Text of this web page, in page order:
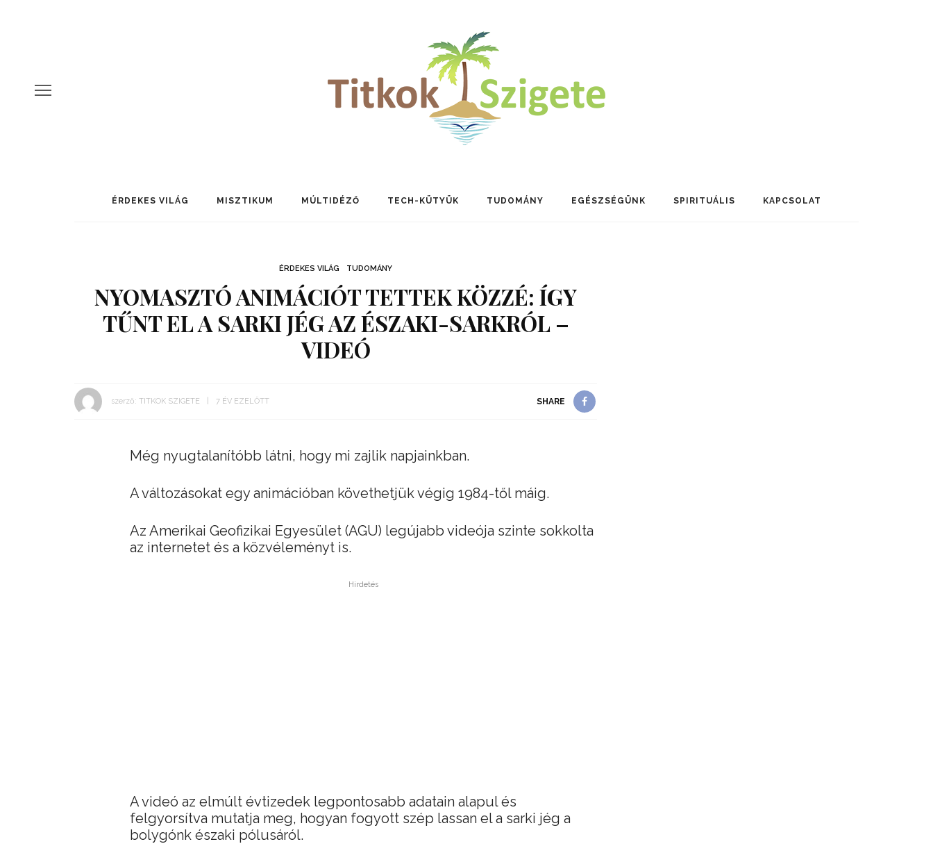
ÉRDEKES VILÁG MISZTIKUM MÚLTIDÉZŐ TECH-KÜTYÜK TUDOMÁNY EGÉSZSÉGÜNK SPIRITUÁLIS KAPCSOLAT
ÉRDEKES VILÁG TUDOMÁNY
NYOMASZTÓ ANIMÁCIÓT TETTEK KÖZZÉ: ÍGY
TŰNT EL A SARKI JÉG AZ ÉSZAKI-SARKRÓL –
VIDEÓ
szerző: TITKOK SZIGETE 7 ÉV EZELŐTT SHARE
Még nyugtalanítóbb látni, hogy mi zajlik napjainkban.
A változásokat egy animációban követhetjük végig 1984-től máig.
Az Amerikai Geofizikai Egyesület (AGU) legújabb videója szinte sokkolta
az internetet és a közvéleményt is.
Hirdetés
A videó az elmúlt évtizedek legpontosabb adatain alapul és
felgyorsítva mutatja meg, hogyan fogyott szép lassan el a sarki jég a
bolygónk északi pólusáról.